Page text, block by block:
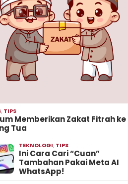
, TIPS
Memberikan Zakat Fitrah ke
Tua
TEKNOLOGI, TIPS
Ini Cara Cari “Cuan”
Tambahan Pakai Meta AI
WhatsApp!